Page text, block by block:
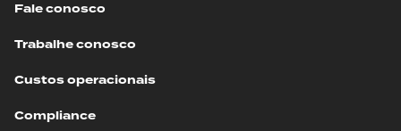
Fale conosco
Trabalhe conosco
Custos operacionais
Compliance